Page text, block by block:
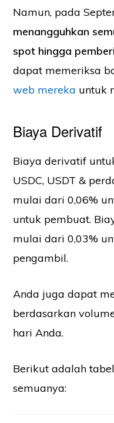
Namun, pada
menangguhkan
spot hingga
dapat memeriksa
web mereka untuk
Biaya Derivatif
Biaya derivatif
USDC, USDT &
mulai dari 0,06%
untuk pembuat.
mulai dari 0,03%
pengambil.
Anda juga dapat
berdasarkan
hari Anda.
Berikut adalah
semuanya: